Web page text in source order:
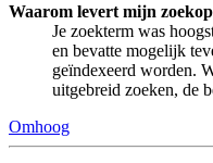
Waarom levert mijn
Je zoekterm was
en bevatte mogelijk
geïndexeerd worden.
uitgebreid zoeken, de
Omhoog